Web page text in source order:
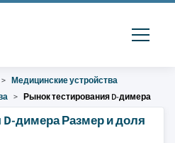
Медицинские устройства
Рынок тестирования D-димера
димера Размер и доля